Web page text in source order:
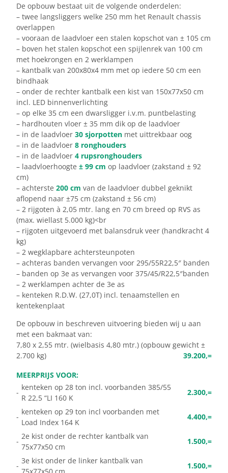
De opbouw bestaat uit de volgende onderdelen:
– twee langsliggers welke 250 mm het Renault chassis
overlappen
– vooraan de laadvloer een stalen kopschot van ± 105 cm
– boven het stalen kopschot een spijlenrek van 100 cm
met hoekrongen en 2 werklampen
– kantbalk van 200x80x4 mm met op iedere 50 cm een
bindhaak
– onder de rechter kantbalk een kist van 150x77x50 cm
incl. LED binnenverlichting
– op elke 35 cm een dwarsligger i.v.m. puntbelasting
– hardhouten vloer ± 35 mm dik op de laadvloer
– in de laadvloer 30 sjorpotten met uittrekbaar oog
– in de laadvloer 8 ronghouders
– in de laadvloer 4 rupsronghouders
– laadvloerhoogte ± 99 cm op laadvloer (zakstand ± 92
cm)
– achterste 200 cm van de laadvloer dubbel geknikt
aflopend naar ±75 cm (zakstand ± 56 cm)
– 2 rijgoten à 2,05 mtr. lang en 70 cm breed op RVS as
(max. wiellast 5.000 kg)<br
– rijgoten uitgevoerd met balansdruk veer (handkracht 4
kg)
– 2 wegklapbare achtersteunpoten
– achteras banden vervangen voor 295/55R22,5″ banden
– banden op 3e as vervangen voor 375/45/R22,5″banden
– 2 werklampen achter de 3e as
– kenteken R.D.W. (27,0T) incl. tenaamstellen en
kentekenplaat
De opbouw in beschreven uitvoering bieden wij u aan
met een bakmaat van:
7,80 x 2,55 mtr. (wielbasis 4,80 mtr.) (opbouw gewicht ±
2.700 kg)
39.200,=
MEERPRIJS VOOR:
-
kenteken op 28 ton incl. voorbanden 385/55
R 22,5 “LI 160 K
2.300,=
-
kenteken op 29 ton incl voorbanden met
Load Index 164 K
4.400,=
-
2e kist onder de rechter kantbalk van
75x77x50 cm
1.500,=
-
3e kist onder de linker kantbalk van
1.500,=